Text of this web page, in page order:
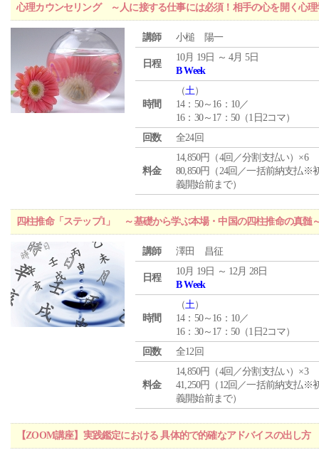
心理カウンセリング ～人に接する仕事には必須！相手の心を開く心理
講師 小槌 陽一
日程
10月 19日 ～ 4月 5日
B Week
時間
（土）
14：50～16：10／
16：30～17：50（1日2コマ）
回数
全24回
料金
14,850円（4回／分割支払い）×6
80,850円（24回／一括前納支払※
義開始前まで）
四柱推命「ステップ1」 ～基礎から学ぶ本場・中国の四柱推命の真髄
講師 澤田 昌征
日程
10月 19日 ～ 12月 28日
B Week
時間
（土）
14：50～16：10／
16：30～17：50（1日2コマ）
回数
全12回
料金
14,850円（4回／分割支払い）×3
41,250円（12回／一括前納支払※
義開始前まで）
【ZOOM講座】実践鑑定における 具体的で的確なアドバイスの出し方